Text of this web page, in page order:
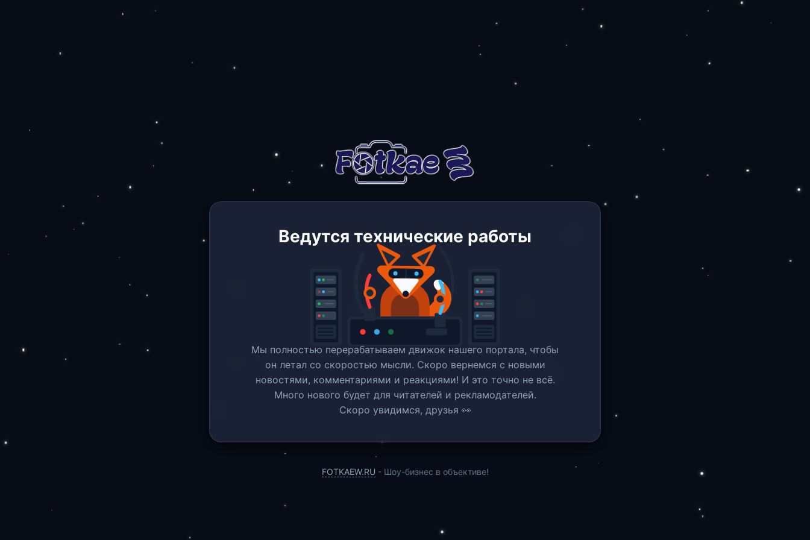
Ведутся технические работы
Мы полностью перерабатываем движок нашего портала, чтобы
он летал со скоростью мысли. Скоро вернемся c новыми
новостями, комментариями и реакциями! И это точно не всё.
Много нового будет для читателей и рекламодателей.
Скоро увидимся, друзья 👀
FOTKAEW.RU - Шоу-бизнес в объективе!